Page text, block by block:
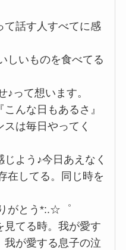
て話す人すべてに感
しいものを食べてる
って想います。
んな日もあるさ』
は毎日やってく
よう♪今日あえなく
在してる。同じ時を
がとう*:.☆゜
見てる時。我が愛す
我が愛する息子の泣